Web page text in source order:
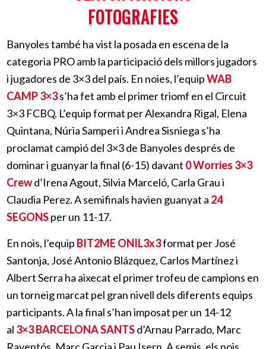
FOTOGRAFIES
Banyoles també ha vist la posada en escena de la
categoria PRO amb la participació dels millors jugadors
i jugadores de 3×3 del país. En noies, l’equipWAB
CAMP 3×3s’ha fet amb el primer triomf en el Circuit
3×3 FCBQ. L’equip format per Alexandra Rigal, Elena
Quintana, Núria Samperi i Andrea Sisniega s’ha
proclamat campió del 3×3 de Banyoles després de
dominar i guanyar la final (6-15) davant 0 Worries 3×3
Crewd’Irena Agout, Silvia Marceló, Carla Grau i
Claudia Perez. A semifinals havien guanyat a 24
SEGONSper un 11-17.
En nois, l’equip BIT2ME ONIL3x3format per José
Santonja, José Antonio Blázquez, Carlos Martínez i
Albert Serra ha aixecat el primer trofeu de campions en
un torneig marcat pel gran nivell dels diferents equips
participants. A la final s’han imposat per un 14-12
al 3×3 BARCELONA SANTSd’Arnau Parrado, Marc